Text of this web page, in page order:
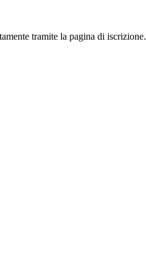
tramite la pagina di iscrizione.